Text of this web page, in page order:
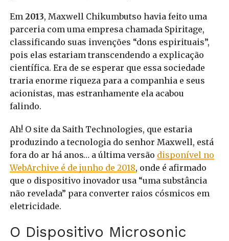
Em 2013, Maxwell Chikumbutso havia feito uma
parceria com uma empresa chamada Spiritage,
classificando suas invenções “dons espirituais”,
pois elas estariam transcendendo a explicação
científica. Era de se esperar que essa sociedade
traria enorme riqueza para a companhia e seus
acionistas, mas estranhamente ela acabou
falindo.
Ah! O site da Saith Technologies, que estaria
produzindo a tecnologia do senhor Maxwell, está
fora do ar há anos… a última versão disponível no
WebArchive é de junho de 2018, onde é afirmado
que o dispositivo inovador usa “uma substância
não revelada” para converter raios cósmicos em
eletricidade.
O Dispositivo Microsonic